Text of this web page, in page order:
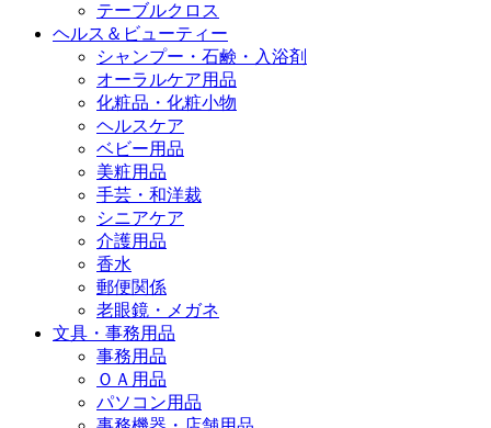
テーブルクロス
ヘルス＆ビューティー
シャンプー・石鹸・入浴剤
オーラルケア用品
化粧品・化粧小物
ヘルスケア
ベビー用品
美粧用品
手芸・和洋裁
シニアケア
介護用品
香水
郵便関係
老眼鏡・メガネ
文具・事務用品
事務用品
ＯＡ用品
パソコン用品